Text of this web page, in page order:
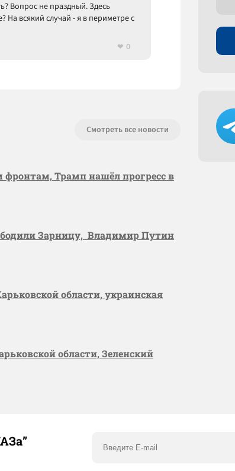
Вопрос не праздный. Здесь
На всякий случай - я в периметре с
0
Смотреть все новости
фронтам, Трамп нашёл прогресс в
Зарницу, Владимир Путин
области, украинская
области, Зеленский